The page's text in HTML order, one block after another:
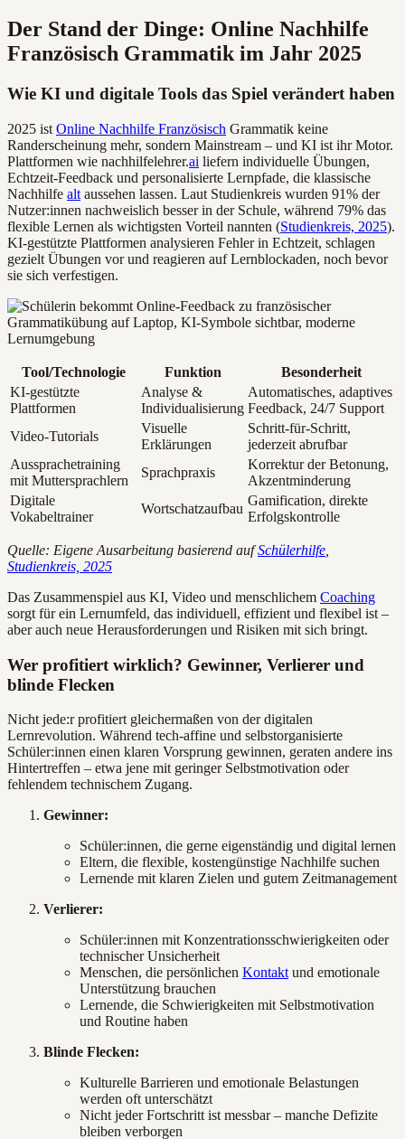
Der Stand der Dinge: Online Nachhilfe
Französisch Grammatik im Jahr 2025
Wie KI und digitale Tools das Spiel verändert haben
2025 ist Online Nachhilfe Französisch Grammatik keine
Randerscheinung mehr, sondern Mainstream – und KI ist ihr Motor.
Plattformen wie nachhilfelehrer.ai liefern individuelle Übungen,
Echtzeit-Feedback und personalisierte Lernpfade, die klassische
Nachhilfe alt aussehen lassen. Laut Studienkreis wurden 91% der
Nutzer:innen nachweislich besser in der Schule, während 79% das
flexible Lernen als wichtigsten Vorteil nannten (Studienkreis, 2025).
KI-gestützte Plattformen analysieren Fehler in Echtzeit, schlagen
gezielt Übungen vor und reagieren auf Lernblockaden, noch bevor
sie sich verfestigen.
Tool/Technologie Funktion
Besonderheit
KI-gestützte
Plattformen
Analyse &
Individualisierung
Automatisches, adaptives
Feedback, 24/7 Support
Video-Tutorials
Visuelle
Erklärungen
Schritt-für-Schritt,
jederzeit abrufbar
Aussprachetraining
mit Muttersprachlern
Sprachpraxis
Korrektur der Betonung,
Akzentminderung
Digitale
Vokabeltrainer
Wortschatzaufbau
Gamification, direkte
Erfolgskontrolle
Quelle: Eigene Ausarbeitung basierend aufSchülerhilfe
Studienkreis, 2025
Das Zusammenspiel aus KI, Video und menschlichem Coaching
sorgt für ein Lernumfeld, das individuell, effizient und flexibel ist –
aber auch neue Herausforderungen und Risiken mit sich bringt.
Wer profitiert wirklich? Gewinner, Verlierer und
blinde Flecken
Nicht jede:r profitiert gleichermaßen von der digitalen
Lernrevolution. Während tech-affine und selbstorganisierte
Schüler:innen einen klaren Vorsprung gewinnen, geraten andere ins
Hintertreffen – etwa jene mit geringer Selbstmotivation oder
fehlendem technischem Zugang.
Gewinner:
Schüler:innen, die gerne eigenständig und digital lernen
Eltern, die flexible, kostengünstige Nachhilfe suchen
Lernende mit klaren Zielen und gutem Zeitmanagement
Verlierer:
Schüler:innen mit Konzentrationsschwierigkeiten oder
technischer Unsicherheit
Menschen, die persönlichen Kontakt und emotionale
Unterstützung brauchen
Lernende, die Schwierigkeiten mit Selbstmotivation
und Routine haben
Blinde Flecken:
Kulturelle Barrieren und emotionale Belastungen
werden oft unterschätzt
Nicht jeder Fortschritt ist messbar – manche Defizite
bleiben verborgen